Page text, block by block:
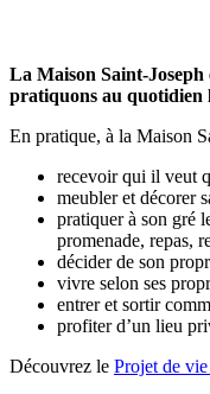
La Maison Saint-Joseph
pratiquons au quotidien
En pratique, à la Maison
recevoir qui il veut
meubler et décorer
pratiquer à son gré
promenade, repas,
décider de son
vivre selon ses
entrer et sortir
profiter d’un lieu
Découvrez le Projet de